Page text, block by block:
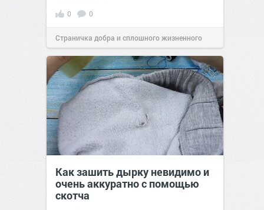
0 0
Страничка добра и сплошного жизненного
позитива!00:2807 авг 2026
Как зашить дырку невидимо и
очень аккуратно с помощью
скотча